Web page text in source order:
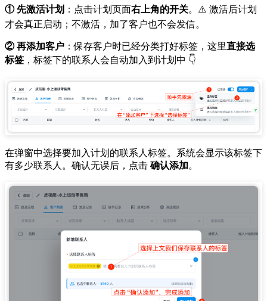
① 先激活计划 ：点击计划页面右上角的开关。⚠️ 激活后计划
才会真正启动；不激活，加了客户也不会发信。
② 再添加客户 ：保存客户时已经分类打好标签，这里直接选
标签 ，标签下的联系人会自动加入到计划中 👇
在弹窗中选择要加入计划的联系人标签。系统会显示该标签下
有多少联系人。确认无误后，点击 确认添加。